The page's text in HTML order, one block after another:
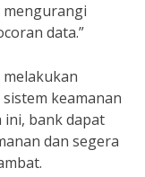
mengurangi
data.”
keamanan
ini, bank dapat
dan segera